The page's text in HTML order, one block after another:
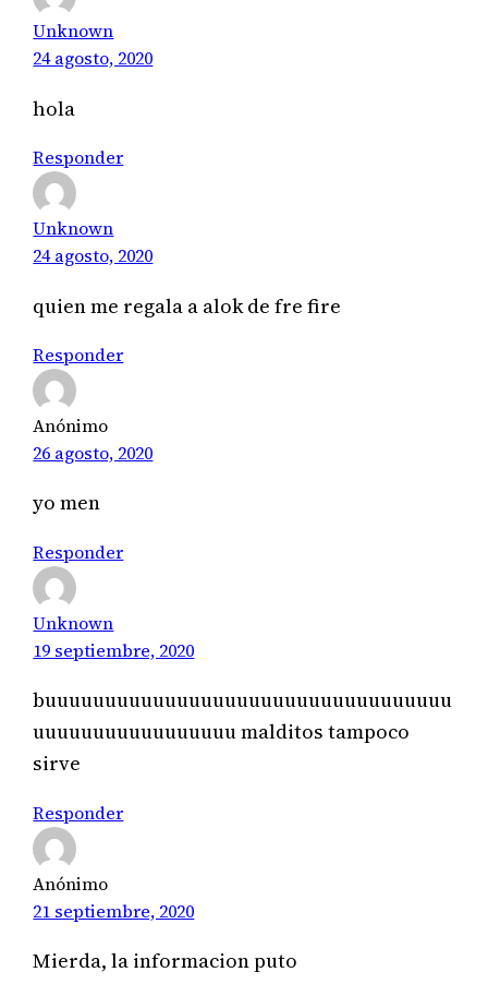
Unknown
24 agosto, 2020
hola
Responder
Unknown
24 agosto, 2020
quien me regala a alok de fre fire
Responder
Anónimo
26 agosto, 2020
yo men
Responder
Unknown
19 septiembre, 2020
buuuuuuuuuuuuuuuuuuuuuuuuuuuuuuuuuu
uuuuuuuuuuuuuuuuu malditos tampoco
sirve
Responder
Anónimo
21 septiembre, 2020
Mierda, la informacion puto